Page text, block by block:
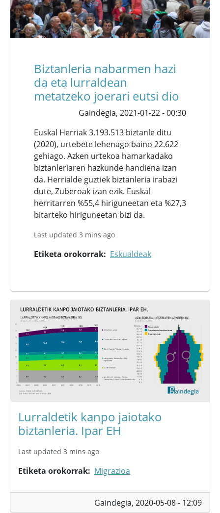
Biztanleria nabarmen hazi
da eta lurraldean
metatzeko joerari eutsi dio
Gaindegia, 2021-01-22 - 00:30
Euskal Herriak 3.193.513 biztanle ditu
(2020), urtebete lehenago baino 22.622
gehiago. Azken urtekoa hamarkadako
biztanleriaren hazkunde handiena izan
da. Herrialde guztiek biztanleria irabazi
dute, Zuberoak izan ezik. Euskal
herritarren %55,4 hiriguneetan eta %27,3
bitarteko hiriguneetan bizi da.
Last updated 3 mins ago
Etiketa orokorrak Eskualdeak
Lurraldetik kanpo jaiotako
biztanleria. Ipar EH
Last updated 3 mins ago
Etiketa orokorrak Migrazioa
Gaindegia, 2020-05-08 - 12:09